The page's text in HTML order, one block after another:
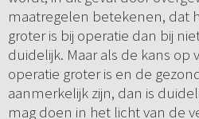
maatregelen betekenen, dat
groter is bij operatie dan bij
duidelijk. Maar als de kans op
operatie groter is en de
aanmerkelijk zijn, dan is
mag doen in het licht van de